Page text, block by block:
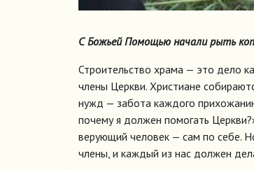
С Божьей Помощью начали рыть
Строительство храма — это дело
члены Церкви. Христиане
нужд — забота каждого
почему я должен помогать
верующий человек — сам по себе.
члены, и каждый из нас должен